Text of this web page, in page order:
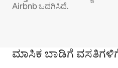
Airbnb ಒದಗಿಸಿದೆ.
ಮಾಸಿಕ ಬಾಡಿಗೆ